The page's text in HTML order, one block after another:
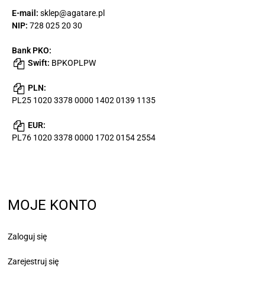
E-mail: sklep@agatare.pl
NIP: 728 025 20 30
Bank PKO:
Swift: BPKOPLPW
PLN:
PL25 1020 3378 0000 1402 0139 1135
EUR:
PL76 1020 3378 0000 1702 0154 2554
MOJE KONTO
Zaloguj się
Zarejestruj się